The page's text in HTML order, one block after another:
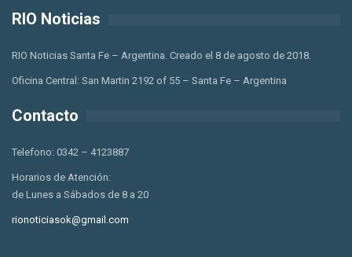
RIO Noticias
RIO Noticias Santa Fe – Argentina. Creado el 8 de agosto de 2018.
Oficina Central: San Martin 2192 of 55 – Santa Fe – Argentina
Contacto
Telefono: 0342 – 4123887
Horarios de Atención:
de Lunes a Sábados de 8 a 20
rionoticiasok@gmail.com